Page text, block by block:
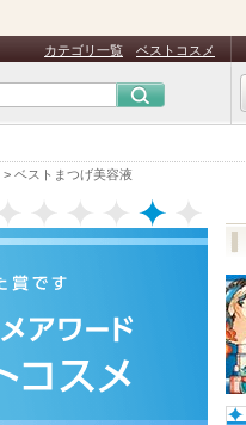
> ベストまつげ美容液
カテゴリ一覧 ベストコスメ